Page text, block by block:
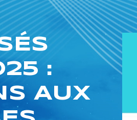
:
AUX